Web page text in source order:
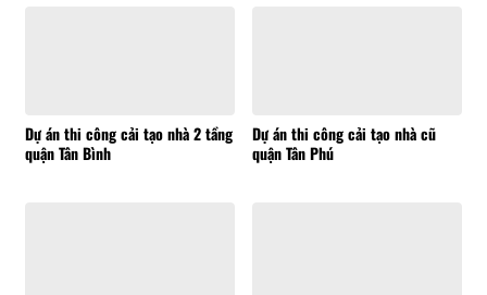
Dự án thi công cải tạo nhà 2 tầng
quận Tân Bình
Dự án thi công cải tạo nhà cũ
quận Tân Phú